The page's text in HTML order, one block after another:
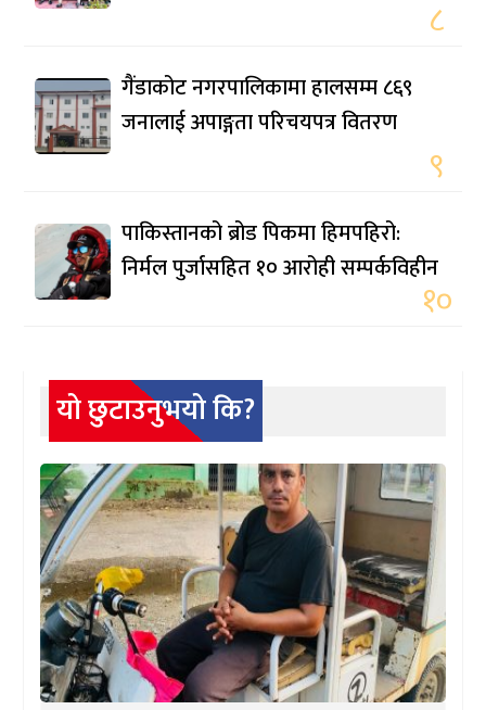
८
गैंडाकोट नगरपालिकामा हालसम्म ८६९
जनालाई अपाङ्गता परिचयपत्र वितरण
९
पाकिस्तानको ब्रोड पिकमा हिमपहिरो:
निर्मल पुर्जासहित १० आरोही सम्पर्कविहीन
१०
यो छुटाउनुभयो कि?